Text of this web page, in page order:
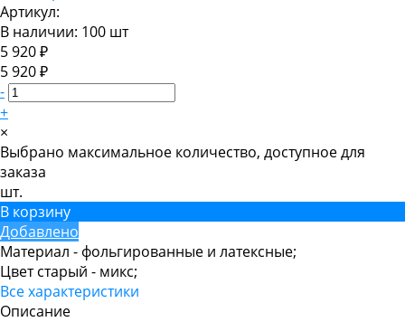
Артикул:
В наличии: 100 шт
5 920 ₽
5 920 ₽
-
+
×
Выбрано максимальное количество, доступное для
заказа
шт.
В корзину
Добавлено
Материал - фольгированные и латексные;
Цвет старый - микс;
Все характеристики
Описание